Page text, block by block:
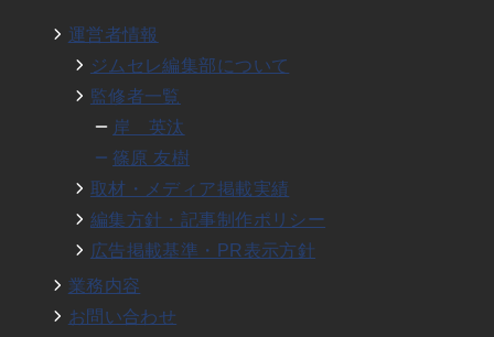
運営者情報
ジムセレ編集部について
監修者一覧
岸 英汰
篠原 友樹
取材・メディア掲載実績
編集方針・記事制作ポリシー
広告掲載基準・PR表示方針
業務内容
お問い合わせ